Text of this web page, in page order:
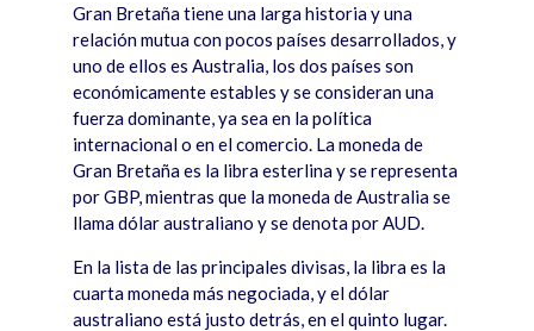
JS chart by amCharts
Gran Bretaña tiene una larga historia y una
relación mutua con pocos países desarrollados, y
uno de ellos es Australia, los dos países son
económicamente estables y se consideran una
fuerza dominante, ya sea en la política
internacional o en el comercio. La moneda de
Gran Bretaña es la libra esterlina y se representa
por GBP, mientras que la moneda de Australia se
llama dólar australiano y se denota por AUD.
En la lista de las principales divisas, la libra es la
cuarta moneda más negociada, y el dólar
australiano está justo detrás, en el quinto lugar.